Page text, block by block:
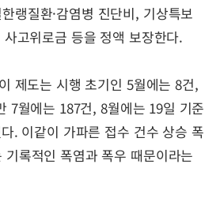
랭질환·감염병 진단비, 기상특보
고위로금 등을 정액 보장한다.
제도는 시행 초기인 5월에는 8건,
7월에는 187건, 8월에는 19일 기준
. 이같이 가파른 접수 건수 상승 폭
록적인 폭염과 폭우 때문이라는